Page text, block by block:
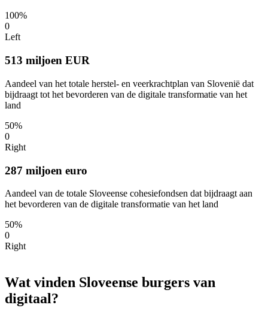
100%
0
Left
513 miljoen EUR
Aandeel van het totale herstel- en veerkrachtplan van Slovenië dat
bijdraagt tot het bevorderen van de digitale transformatie van het
land
50%
0
Right
287 miljoen euro
Aandeel van de totale Sloveense cohesiefondsen dat bijdraagt aan
het bevorderen van de digitale transformatie van het land
50%
0
Right
Wat vinden Sloveense burgers van
digitaal?